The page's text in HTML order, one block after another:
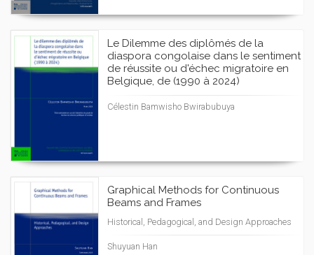
Le Dilemme des diplômés de la
diaspora congolaise dans le sentiment
de réussite ou d'échec migratoire en
Belgique, de (1990 à 2024)
Célestin Bamwisho Bwirabubuya
Graphical Methods for Continuous
Beams and Frames
Historical, Pedagogical, and Design Approaches
Shuyuan Han